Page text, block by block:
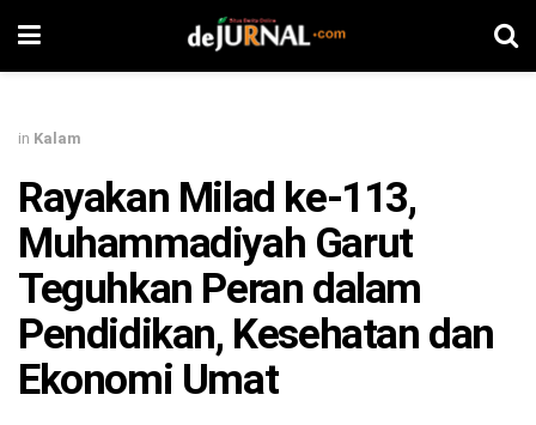
in Kalam
Rayakan Milad ke-113,
Muhammadiyah Garut
Teguhkan Peran dalam
Pendidikan, Kesehatan dan
Ekonomi Umat